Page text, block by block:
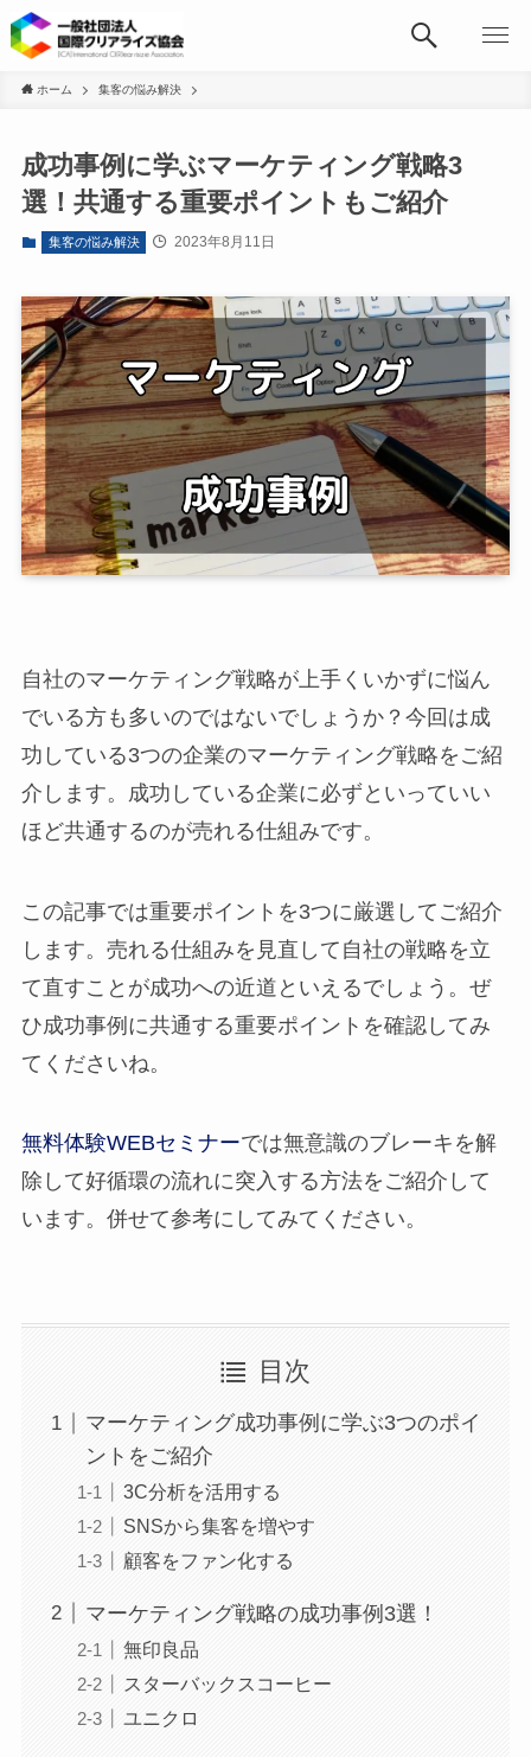
ホーム 集客の悩み解決
成功事例に学ぶマーケティング戦略3
選！共通する重要ポイントもご紹介
集客の悩み解決 2023年8月11日
自社のマーケティング戦略が上手くいかずに悩ん
でいる方も多いのではないでしょうか？今回は成
功している3つの企業のマーケティング戦略をご紹
介します。成功している企業に必ずといっていい
ほど共通するのが売れる仕組みです。
この記事では重要ポイントを3つに厳選してご紹介
します。売れる仕組みを見直して自社の戦略を立
て直すことが成功への近道といえるでしょう。ぜ
ひ成功事例に共通する重要ポイントを確認してみ
てくださいね。
無料体験WEBセミナーでは無意識のブレーキを解
除して好循環の流れに突入する方法をご紹介して
います。併せて参考にしてみてください。
目次
マーケティング成功事例に学ぶ3つのポイ
ントをご紹介
3C分析を活用する
SNSから集客を増やす
顧客をファン化する
マーケティング戦略の成功事例3選！
無印良品
スターバックスコーヒー
ユニクロ